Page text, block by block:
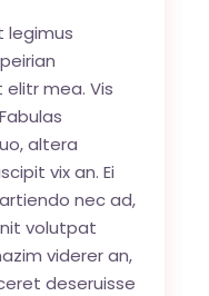
legimus
mea. Vis
altera
vix an. Ei
nec ad,
volutpat
viderer an,
deseruisse